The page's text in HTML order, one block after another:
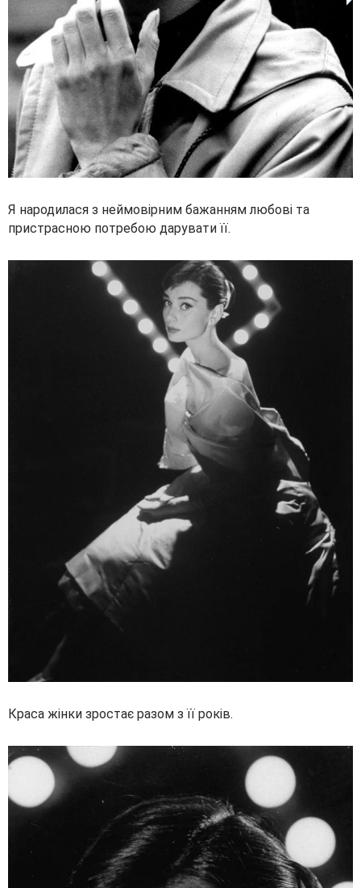
Я народилася з неймовірним бажанням любові та
пристрасною потребою дарувати її.
Краса жінки зростає разом з її років.